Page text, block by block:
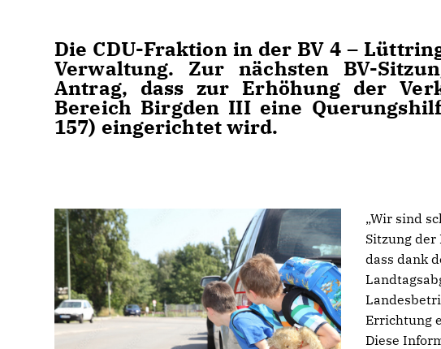
Die CDU-Fraktion in der BV 4 –
Verwaltung. Zur nächsten BV-
Antrag, dass zur Erhöhung der
Bereich Birgden III eine
157) eingerichtet wird.
Wir sind
Sitzung der
dass dank
Errichtung
Diese